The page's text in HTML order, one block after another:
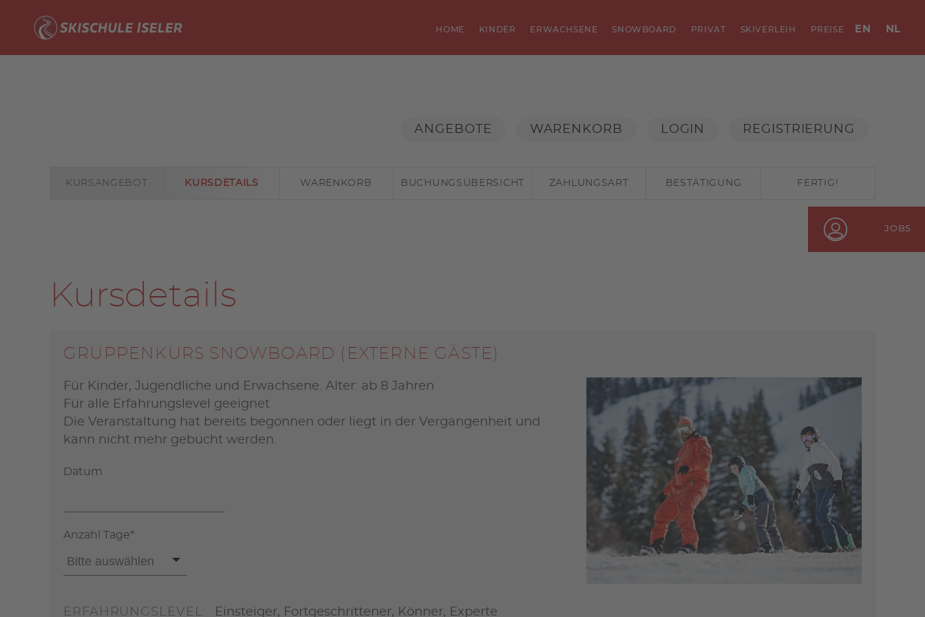
EN NL
HOME KINDER ERWACHSENE SNOWBOARD PRIVAT SKIVERLEIH PREISE
JOBS
ANGEBOTE WARENKORB LOGIN REGISTRIERUNG
KURSANGEBOT KURSDETAILS WARENKORB BUCHUNGSÜBERSICHT ZAHLUNGSART BESTÄTIGUNG FERTIG!
Kursdetails
GRUPPENKURS SNOWBOARD (EXTERNE GÄSTE)
Für Kinder, Jugendliche und Erwachsene. Alter: ab 8 Jahren
Für alle Erfahrungslevel geeignet
Die Veranstaltung hat bereits begonnen oder liegt in der Vergangenheit und
kann nicht mehr gebucht werden.
Datum
Pflichtfeld
Anzahl Tage*
ERFAHRUNGSLEVEL: Einsteiger, Fortgeschrittener, Könner, Experte